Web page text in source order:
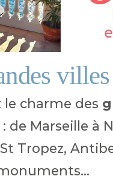
le charme des
: de Marseille à
Tropez,